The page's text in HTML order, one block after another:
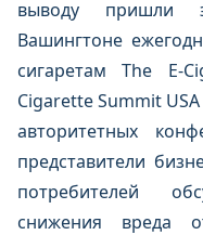
выводу пришли
Вашингтоне
сигаретам The E-
Cigarette Summit
авторитетных
представители
потребителей
снижения вреда